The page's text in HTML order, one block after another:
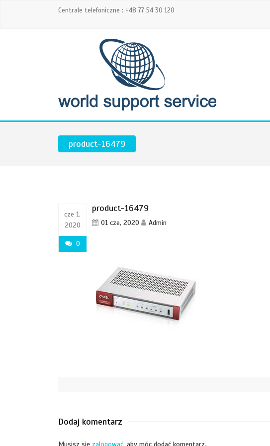
Centrale telefoniczne : +48 77 54 30 120
product-16479
cze 1,
2020
0
product-16479
01 cze, 2020 Admin
Dodaj komentarz
Musisz się zalogować, aby móc dodać komentarz.